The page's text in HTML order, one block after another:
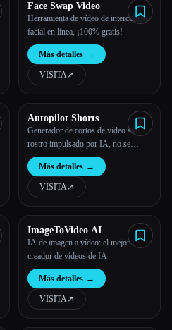
Face Swap Video
Herramienta de vídeo de intercambio
facial en línea, ¡100% gratis!
Más detalles →
VISITA↗︎
Autopilot Shorts
Generador de cortos de vídeo sin
rostro impulsado por IA, no se
necesitan habilidades de edición de
vídeo.Más detalles →
VISITA↗︎
ImageToVideo AI
IA de imagen a vídeo: el mejor
creador de vídeos de IA
Más detalles →
VISITA↗︎